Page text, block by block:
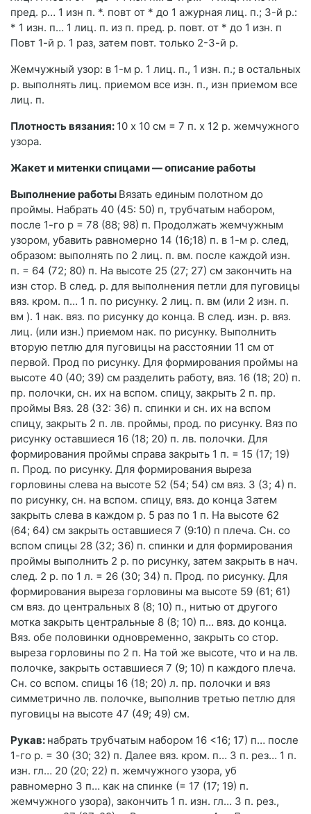
пред. р… 1 изн п. *. повт от * до 1 ажурная лиц. п.; 3-й р.:
* 1 изн. п… 1 лиц. п. из п. пред. р. повт. от * до 1 изн. п
Повт 1-й р. 1 раз, затем повт. только 2-3-й р.
Жемчужный узор: в 1-м р. 1 лиц. п., 1 изн. п.; в остальных
р. выполнять лиц. прие­мом все изн. п., изн приемом все
лиц. п.
Плотность вязания: 10 х 10 см = 7 п. х 12 р. жемчужного
узора.
Жакет и митенки спицами — описание работы
Выполнение работы Вязать единым полотном до
проймы. Набрать 40 (45: 50) п, трубчатым набором,
после 1-го р = 78 (88; 98) п. Продолжать жемчужным
узором, убавить равномерно 14 (16;18) п. в 1-м р. след,
образом: выполнять по 2 лиц. п. вм. после каждой изн.
п. = 64 (72; 80) п. На высоте 25 (27; 27) см закончить на
изн стор. В след. р. для выполне­ния петли для пуговицы
вяз. кром. п… 1 п. по рисунку. 2 лиц. п. вм (или 2 изн. п.
вм ). 1 нак. вяз. по рисунку до конца. В след. изн. р. вяз.
лиц. (или изн.) приемом нак. по рисунку. Выполнить
вторую петлю для пуговицы на расстоянии 11 см от
первой. Прод по рисунку. Для формирования проймы на
высоте 40 (40; 39) см разделить работу, вяз. 16 (18; 20) п.
пр. полочки, сн. их на вспом. спицу, закрыть 2 п. пр.
проймы Вяз. 28 (32: 36) п. спинки и сн. их на вспом
спицу, закрыть 2 п. лв. проймы, прод. по рисунку. Вяз по
рисунку оставшиеся 16 (18; 20) п. лв. полоч­ки. Для
формирования проймы справа закрыть 1 п. = 15 (17; 19)
п. Прод. по ри­сунку. Для формирования выреза
горловины слева на высоте 52 (54; 54) см вяз. 3 (3; 4) п.
по рисунку, сн. на вспом. спицу, вяз. до конца Затем
закрыть слева в каждом р. 5 раз по 1 п. На высоте 62
(64; 64) см закрыть оставшиеся 7 (9:10) п плеча. Сн. со
вспом спицы 28 (32; 36) п. спинки и для формирования
проймы выполнить 2 р. по рисунку, затем закрыть в нач.
след. 2 р. по 1 л. = 26 (30; 34) п. Прод. по рисунку. Для
формирования выреза горловины ма высоте 59 (61; 61)
см вяз. до центральных 8 (8; 10) п., нитью от другого
мотка закрыть центральные 8 (8; 10) п… вяз. до конца.
Вяз. обе половинки одновременно, закрыть со стор.
выреза горловины по 2 п. На той же высоте, что и на лв.
полочке, закрыть оставшиеся 7 (9; 10) п каждого плеча.
Сн. со вспом. спицы 16 (18; 20) л. пр. полочки и вяз
симметрично лв. полочке, выполнив третью петлю для
пуговицы на высоте 47 (49; 49) см.
Рукав: набрать трубчатым набором 16 <16; 17) п… после
1-го р. = 30 (30; 32) п. Далее вяз. кром. п… 3 п. рез… 1 п.
изн. гл… 20 (20; 22) п. жемчужного узора, уб
равномерно 3 п… как на спинке (= 17 (17; 19) п.
жемчужного узора), закончить 1 п. изн. гл… 3 п. рез.,